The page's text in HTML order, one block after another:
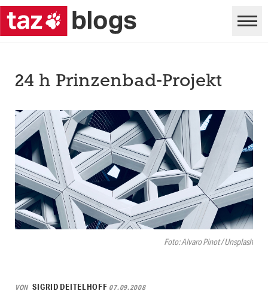
Foto: Alvaro Pinot / Unsplash
24 h Prinzenbad-Projekt
VON SIGRID DEITELHOFF 07.09.2008